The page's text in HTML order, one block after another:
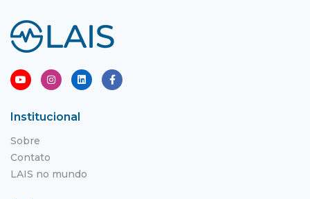
Institucional
Sobre
Contato
LAIS no mundo